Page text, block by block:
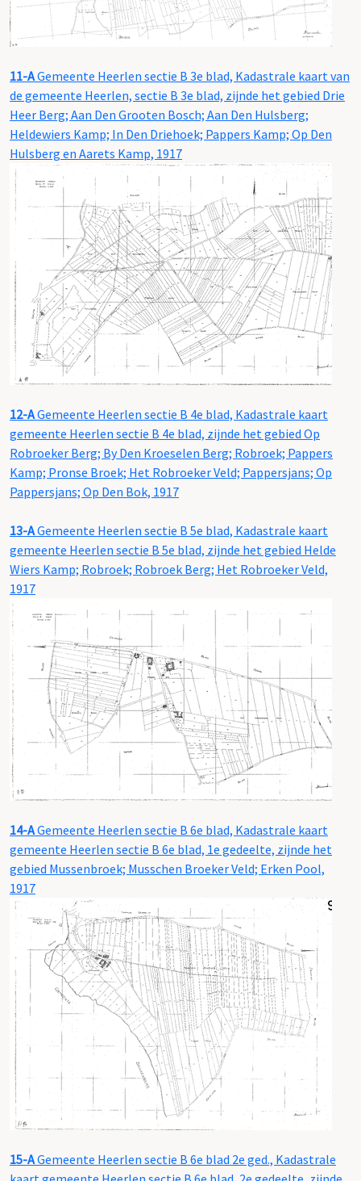
11-AGemeente Heerlen sectie B 3e blad, Kadastrale kaart van
de gemeente Heerlen, sectie B 3e blad, zijnde het gebied Drie
Heer Berg; Aan Den Grooten Bosch; Aan Den Hulsberg;
Heldewiers Kamp; In Den Driehoek; Pappers Kamp; Op Den
Hulsberg en Aarets Kamp, 1917
12-AGemeente Heerlen sectie B 4e blad, Kadastrale kaart
gemeente Heerlen sectie B 4e blad, zijnde het gebied Op
Robroeker Berg; By Den Kroeselen Berg; Robroek; Pappers
Kamp; Pronse Broek; Het Robroeker Veld; Pappersjans; Op
Pappersjans; Op Den Bok, 1917
13-AGemeente Heerlen sectie B 5e blad, Kadastrale kaart
gemeente Heerlen sectie B 5e blad, zijnde het gebied Helde
Wiers Kamp; Robroek; Robroek Berg; Het Robroeker Veld,
1917
14-AGemeente Heerlen sectie B 6e blad, Kadastrale kaart
gemeente Heerlen sectie B 6e blad, 1e gedeelte, zijnde het
gebied Mussenbroek; Musschen Broeker Veld; Erken Pool,
1917
15-AGemeente Heerlen sectie B 6e blad 2e ged., Kadastrale